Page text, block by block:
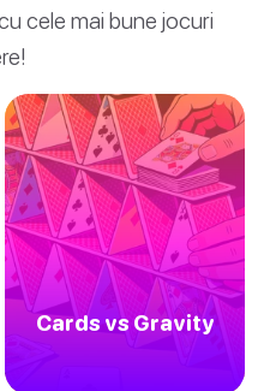
cele mai bune jocuri
Cards vs Gravity